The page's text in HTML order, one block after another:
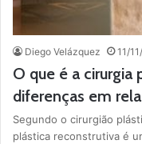
Diego Velázquez 11/
O que é a cirurgia
diferenças em
Segundo o cirurgião
plástica reconstrutiva é